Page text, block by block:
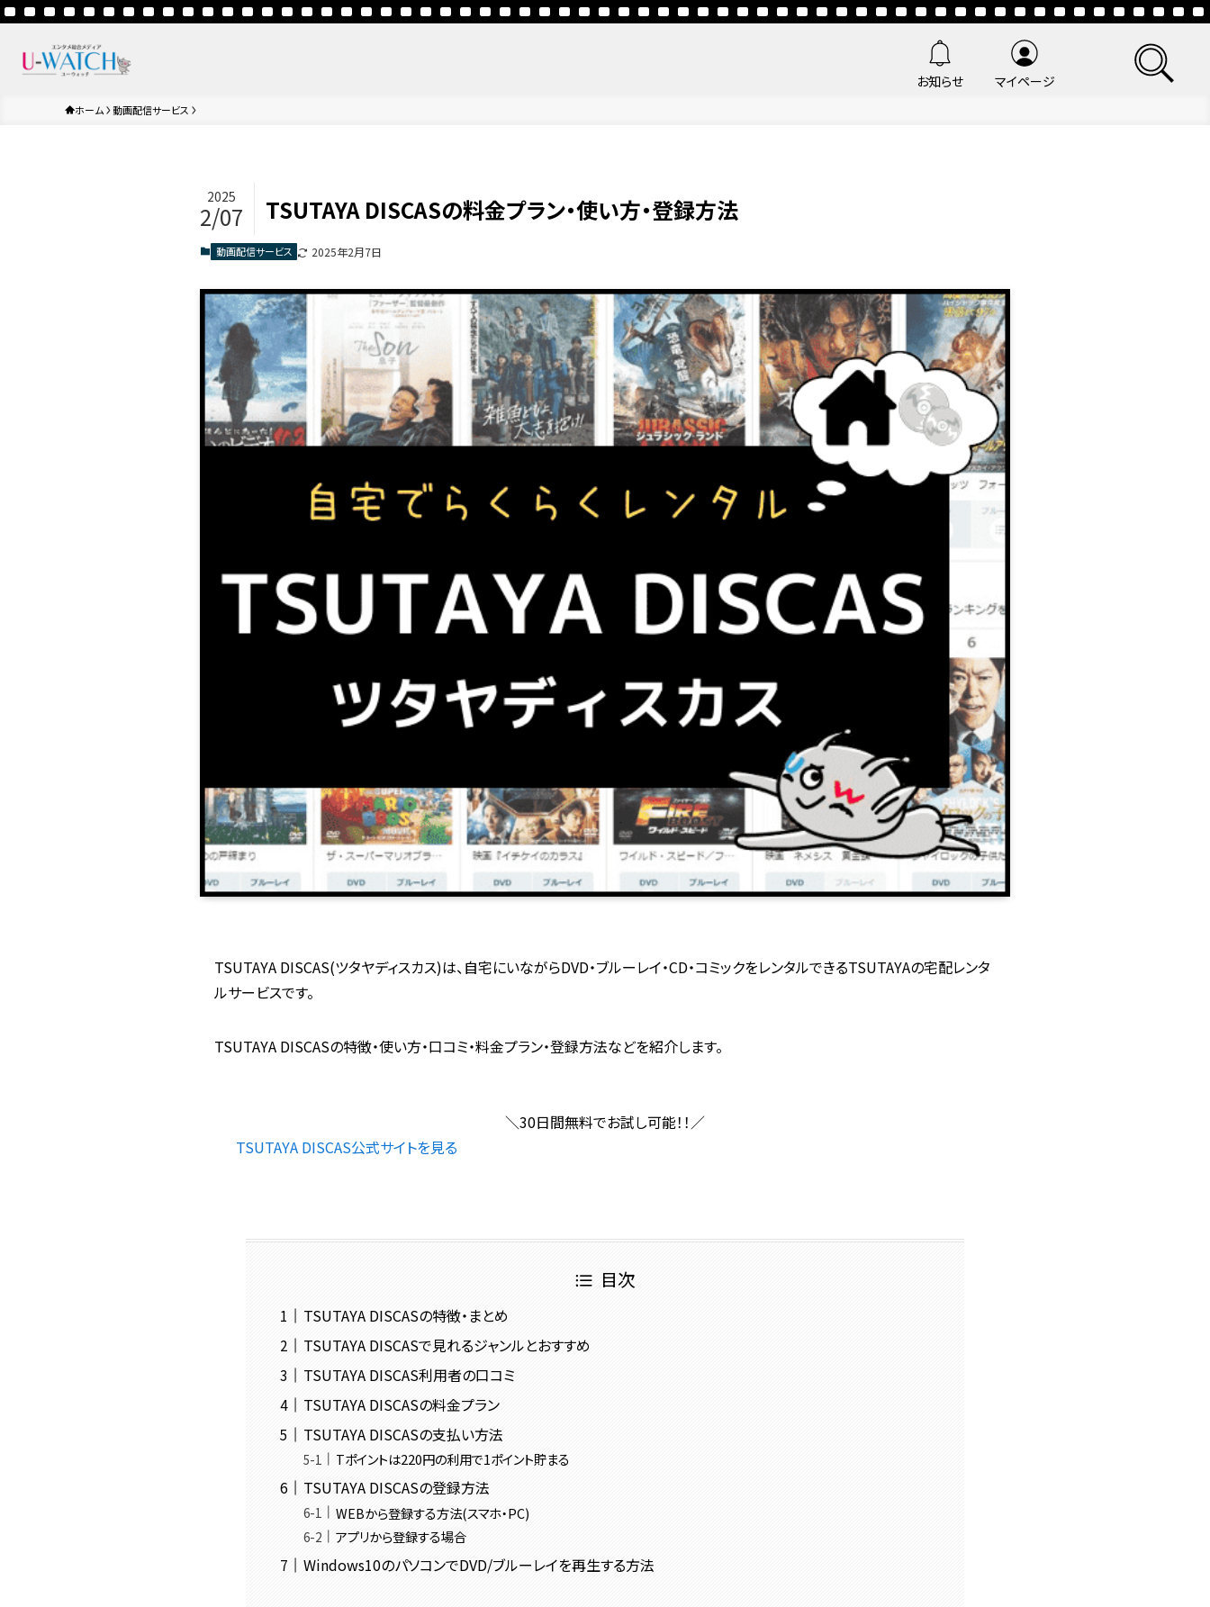
お知らせ マイページ
ホーム 動画配信サービス
TSUTAYA DISCASの料金プラン・使い方・登録方法
2025
2/07
動画配信サービス 2025年2月7日
TSUTAYA DISCAS(ツタヤディスカス)は、自宅にいながらDVD・ブルーレイ・CD・コミックをレンタルできるTSUTAYAの宅配レンタ
ルサービスです。
TSUTAYA DISCASの特徴・使い方・口コミ・料金プラン・登録方法などを紹介します。
＼30日間無料でお試し可能！！／
TSUTAYA DISCAS公式サイトを見る
目次
TSUTAYA DISCASの特徴・まとめ
TSUTAYA DISCASで見れるジャンルとおすすめ
TSUTAYA DISCAS利用者の口コミ
TSUTAYA DISCASの料金プラン
TSUTAYA DISCASの支払い方法
Tポイントは220円の利用で1ポイント貯まる
TSUTAYA DISCASの登録方法
WEBから登録する方法(スマホ・PC)
アプリから登録する場合
Windows10のパソコンでDVD/ブルーレイを再生する方法